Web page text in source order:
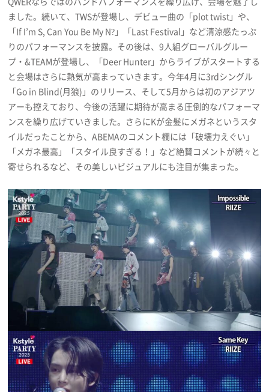
ました。続いて、TWSが登場し、デビュー曲の「plot twist」や、
「If I’m S, Can You Be My N?」「Last Festival」など清涼感たっぷ
りのパフォーマンスを披露。その後は、9人組グローバルグルー
プ・&TEAMが登場し、「Deer Hunter」からライブがスタートする
と会場はさらに熱気が高まっていきます。今年4月に3rdシングル
「Go in Blind(月狼)」のリリース、そして5月からは初のアジアツ
アーも控えており、今後の活躍に期待が高まる圧倒的なパフォーマ
ンスを繰り広げていきました。さらにKが金髪にメガネというスタ
イルだったことから、ABEMAのコメント欄には「破壊力えぐい」
「メガネ最高」「スタイル良すぎる！」など絶賛コメントが続々と
寄せられるなど、その美しいビジュアルにも注目が集まった。